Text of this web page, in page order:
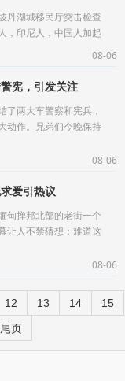
丹湖城移民厅突击检查
，印尼人，中国人加起
08-06
宪，引发关注
了两大车警察和宪兵，
动作。兄弟们今晚保持
08-06
爱引热议
甸掸邦北部的老街一个
让人不禁猜想：难道这
08-06
12 13 14
15
尾页